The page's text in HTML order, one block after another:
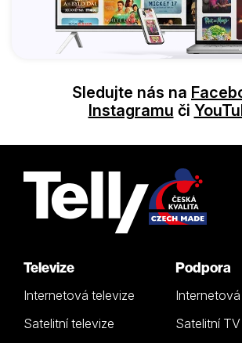
Sledujte nás na
Instagramu či
Televize
Internetová televize
Satelitní televize
Podpora
Satelitní TV